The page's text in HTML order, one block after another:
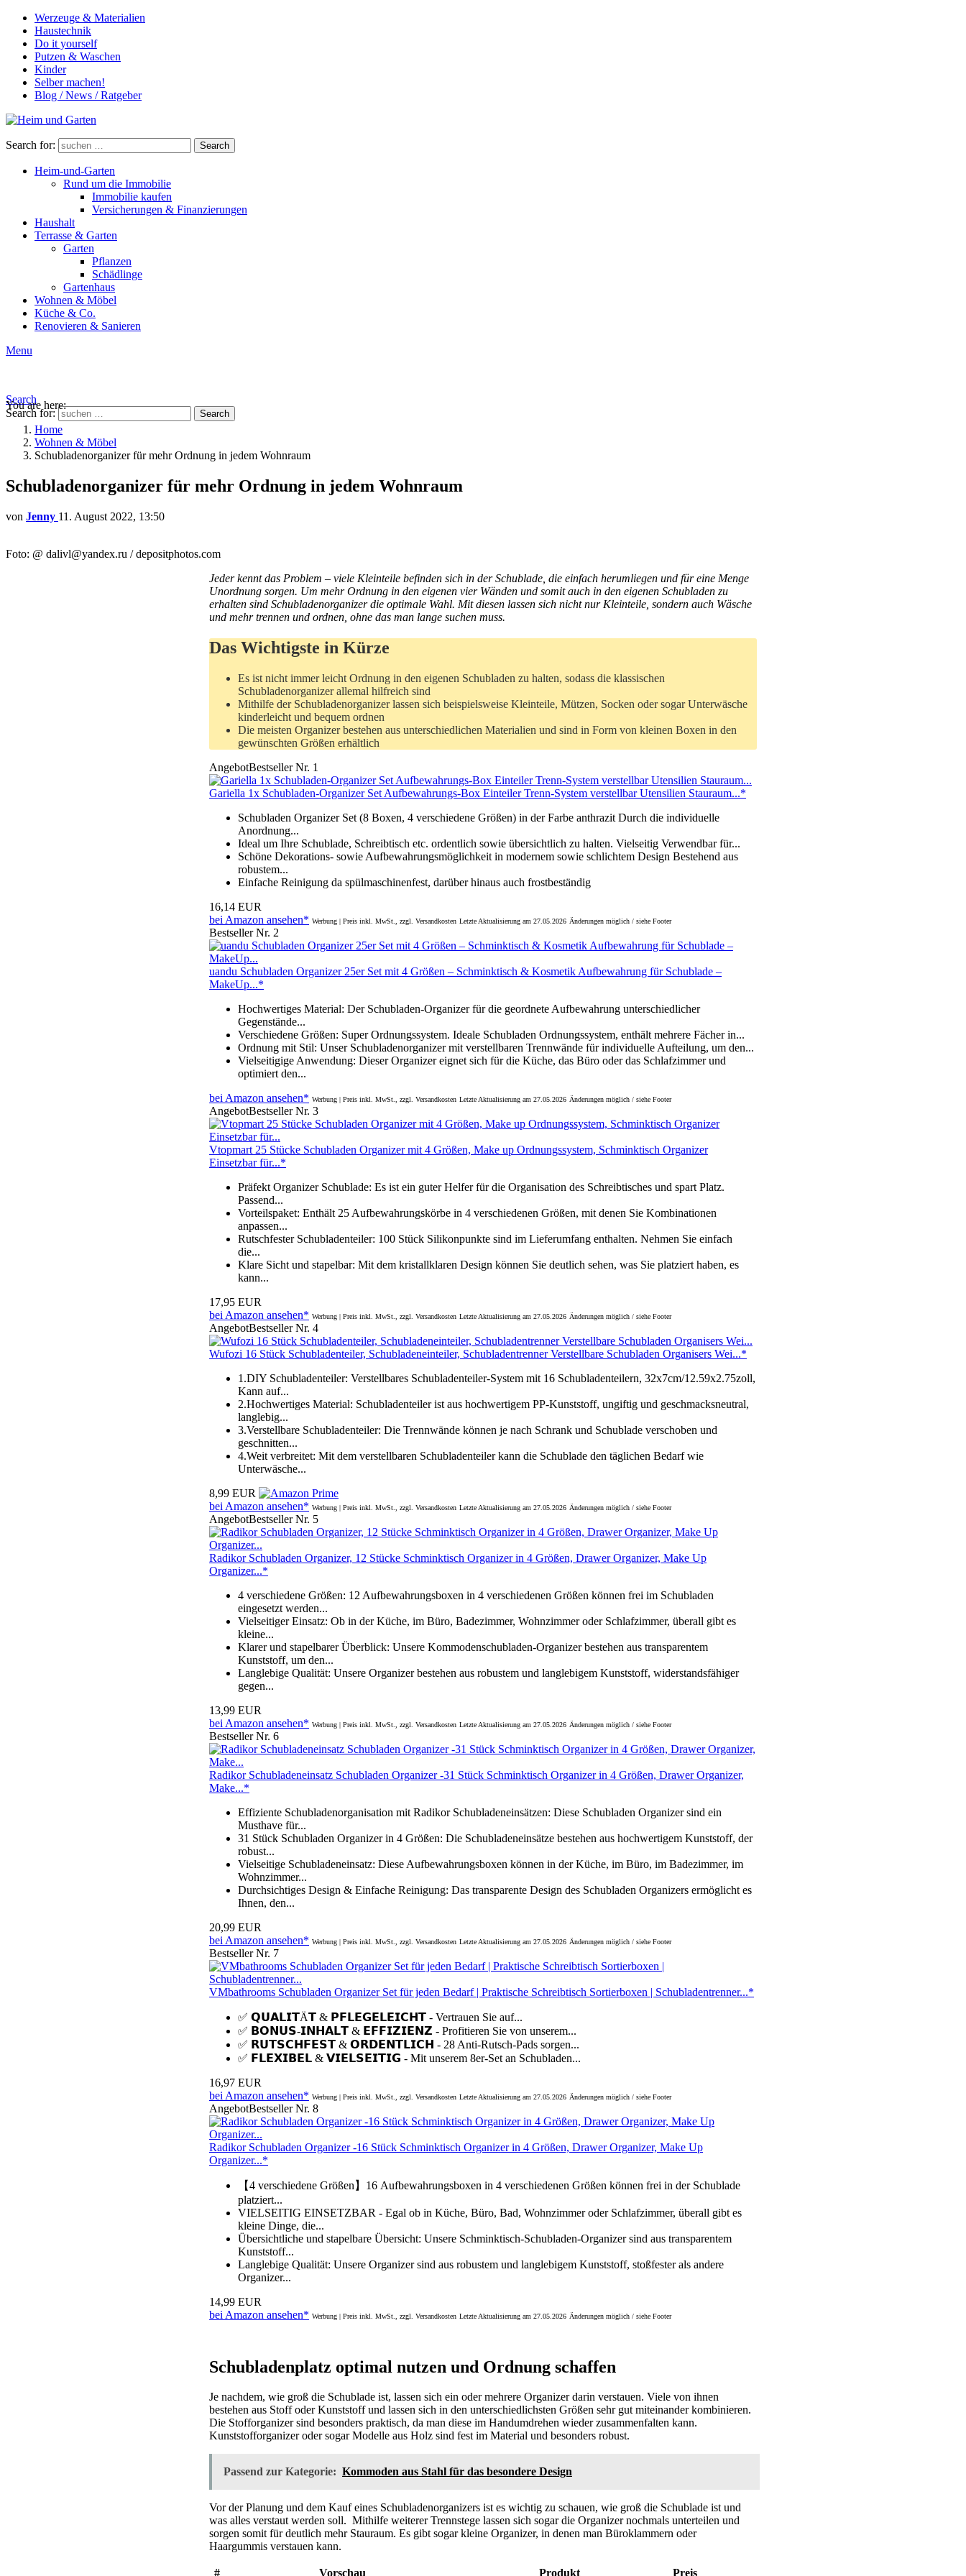
Werzeuge & Materialien
Haustechnik
Do it yourself
Putzen & Waschen
Kinder
Selber machen!
Blog / News / Ratgeber
Search for: Search
Heim-und-Garten
Rund um die Immobilie
Immobilie kaufen
Versicherungen & Finanzierungen
Haushalt
Terrasse & Garten
Garten
Pflanzen
Schädlinge
Gartenhaus
Wohnen & Möbel
Küche & Co.
Renovieren & Sanieren
Menu
Search
Search for:
Search
You are here:
Home
Wohnen & Möbel
Schubladenorganizer für mehr Ordnung in jedem Wohnraum
Schubladenorganizer für mehr Ordnung in jedem Wohnraum
von Jenny 11. August 2022, 13:50
Foto: @ dalivl@yandex.ru / depositphotos.com
Jeder kennt das Problem – viele Kleinteile befinden sich in der Schublade, die einfach herumliegen und für eine Menge
Unordnung sorgen. Um mehr Ordnung in den eigenen vier Wänden und somit auch in den eigenen Schubladen zu
erhalten sind Schubladenorganizer die optimale Wahl. Mit diesen lassen sich nicht nur Kleinteile, sondern auch Wäsche
und mehr trennen und ordnen, ohne das man lange suchen muss.
Das Wichtigste in Kürze
Es ist nicht immer leicht Ordnung in den eigenen Schubladen zu halten, sodass die klassischen
Schubladenorganizer allemal hilfreich sind
Mithilfe der Schubladenorganizer lassen sich beispielsweise Kleinteile, Mützen, Socken oder sogar Unterwäsche
kinderleicht und bequem ordnen
Die meisten Organizer bestehen aus unterschiedlichen Materialien und sind in Form von kleinen Boxen in den
gewünschten Größen erhältlich
AngebotBestseller Nr. 1
Gariella 1x Schubladen-Organizer Set Aufbewahrungs-Box Einteiler Trenn-System verstellbar Utensilien Stauraum...*
Schubladen Organizer Set (8 Boxen, 4 verschiedene Größen) in der Farbe anthrazit Durch die individuelle
Anordnung...
Ideal um Ihre Schublade, Schreibtisch etc. ordentlich sowie übersichtlich zu halten. Vielseitig Verwendbar für...
Schöne Dekorations- sowie Aufbewahrungsmöglichkeit in modernem sowie schlichtem Design Bestehend aus
robustem...
Einfache Reinigung da spülmaschinenfest, darüber hinaus auch frostbeständig
16,14 EUR
bei Amazon ansehen* Werbung | Preis inkl. MwSt., zzgl. Versandkosten Letzte Aktualisierung am 27.05.2026 Änderungen möglich / siehe Footer
Bestseller Nr. 2
uandu Schubladen Organizer 25er Set mit 4 Größen – Schminktisch & Kosmetik Aufbewahrung für Schublade –
MakeUp...*
Hochwertiges Material: Der Schubladen-Organizer für die geordnete Aufbewahrung unterschiedlicher
Gegenstände...
Verschiedene Größen: Super Ordnungssystem. Ideale Schubladen Ordnungssystem, enthält mehrere Fächer in...
Ordnung mit Stil: Unser Schubladenorganizer mit verstellbaren Trennwände für individuelle Aufteilung, um den...
Vielseitigige Anwendung: Dieser Organizer eignet sich für die Küche, das Büro oder das Schlafzimmer und
optimiert den...
bei Amazon ansehen* Werbung | Preis inkl. MwSt., zzgl. Versandkosten Letzte Aktualisierung am 27.05.2026 Änderungen möglich / siehe Footer
AngebotBestseller Nr. 3
Vtopmart 25 Stücke Schubladen Organizer mit 4 Größen, Make up Ordnungssystem, Schminktisch Organizer
Einsetzbar für...*
Präfekt Organizer Schublade: Es ist ein guter Helfer für die Organisation des Schreibtisches und spart Platz.
Passend...
Vorteilspaket: Enthält 25 Aufbewahrungskörbe in 4 verschiedenen Größen, mit denen Sie Kombinationen
anpassen...
Rutschfester Schubladenteiler: 100 Stück Silikonpunkte sind im Lieferumfang enthalten. Nehmen Sie einfach
die...
Klare Sicht und stapelbar: Mit dem kristallklaren Design können Sie deutlich sehen, was Sie platziert haben, es
kann...
17,95 EUR
bei Amazon ansehen* Werbung | Preis inkl. MwSt., zzgl. Versandkosten Letzte Aktualisierung am 27.05.2026 Änderungen möglich / siehe Footer
AngebotBestseller Nr. 4
Wufozi 16 Stück Schubladenteiler, Schubladeneinteiler, Schubladentrenner Verstellbare Schubladen Organisers Wei...*
1.DIY Schubladenteiler: Verstellbares Schubladenteiler-System mit 16 Schubladenteilern, 32x7cm/12.59x2.75zoll,
Kann auf...
2.Hochwertiges Material: Schubladenteiler ist aus hochwertigem PP-Kunststoff, ungiftig und geschmacksneutral,
langlebig...
3.Verstellbare Schubladenteiler: Die Trennwände können je nach Schrank und Schublade verschoben und
geschnitten...
4.Weit verbreitet: Mit dem verstellbaren Schubladenteiler kann die Schublade den täglichen Bedarf wie
Unterwäsche...
8,99 EUR
bei Amazon ansehen* Werbung | Preis inkl. MwSt., zzgl. Versandkosten Letzte Aktualisierung am 27.05.2026 Änderungen möglich / siehe Footer
AngebotBestseller Nr. 5
Radikor Schubladen Organizer, 12 Stücke Schminktisch Organizer in 4 Größen, Drawer Organizer, Make Up
Organizer...*
4 verschiedene Größen: 12 Aufbewahrungsboxen in 4 verschiedenen Größen können frei im Schubladen
eingesetzt werden...
Vielseitiger Einsatz: Ob in der Küche, im Büro, Badezimmer, Wohnzimmer oder Schlafzimmer, überall gibt es
kleine...
Klarer und stapelbarer Überblick: Unsere Kommodenschubladen-Organizer bestehen aus transparentem
Kunststoff, um den...
Langlebige Qualität: Unsere Organizer bestehen aus robustem und langlebigem Kunststoff, widerstandsfähiger
gegen...
13,99 EUR
bei Amazon ansehen* Werbung | Preis inkl. MwSt., zzgl. Versandkosten Letzte Aktualisierung am 27.05.2026 Änderungen möglich / siehe Footer
Bestseller Nr. 6
Radikor Schubladeneinsatz Schubladen Organizer -31 Stück Schminktisch Organizer in 4 Größen, Drawer Organizer,
Make...*
Effiziente Schubladenorganisation mit Radikor Schubladeneinsätzen: Diese Schubladen Organizer sind ein
Musthave für...
31 Stück Schubladen Organizer in 4 Größen: Die Schubladeneinsätze bestehen aus hochwertigem Kunststoff, der
robust...
Vielseitige Schubladeneinsatz: Diese Aufbewahrungsboxen können in der Küche, im Büro, im Badezimmer, im
Wohnzimmer...
Durchsichtiges Design & Einfache Reinigung: Das transparente Design des Schubladen Organizers ermöglicht es
Ihnen, den...
20,99 EUR
bei Amazon ansehen* Werbung | Preis inkl. MwSt., zzgl. Versandkosten Letzte Aktualisierung am 27.05.2026 Änderungen möglich / siehe Footer
Bestseller Nr. 7
VMbathrooms Schubladen Organizer Set für jeden Bedarf | Praktische Schreibtisch Sortierboxen | Schubladentrenner...*
✅ 𝗤𝗨𝗔𝗟𝗜𝗧Ä𝗧 & 𝗣𝗙𝗟𝗘𝗚𝗘𝗟𝗘𝗜𝗖𝗛𝗧 - Vertrauen Sie auf...
✅ 𝗕𝗢𝗡𝗨𝗦-𝗜𝗡𝗛𝗔𝗟𝗧 & 𝗘𝗙𝗙𝗜𝗭𝗜𝗘𝗡𝗭 - Profitieren Sie von unserem...
✅ 𝗥𝗨𝗧𝗦𝗖𝗛𝗙𝗘𝗦𝗧 & 𝗢𝗥𝗗𝗘𝗡𝗧𝗟𝗜𝗖𝗛 - 28 Anti-Rutsch-Pads sorgen...
✅ 𝗙𝗟𝗘𝗫𝗜𝗕𝗘𝗟 & 𝗩𝗜𝗘𝗟𝗦𝗘𝗜𝗧𝗜𝗚 - Mit unserem 8er-Set an Schubladen...
16,97 EUR
bei Amazon ansehen* Werbung | Preis inkl. MwSt., zzgl. Versandkosten Letzte Aktualisierung am 27.05.2026 Änderungen möglich / siehe Footer
AngebotBestseller Nr. 8
Radikor Schubladen Organizer -16 Stück Schminktisch Organizer in 4 Größen, Drawer Organizer, Make Up
Organizer...*
【4 verschiedene Größen】16 Aufbewahrungsboxen in 4 verschiedenen Größen können frei in der Schublade
platziert...
VIELSEITIG EINSETZBAR - Egal ob in Küche, Büro, Bad, Wohnzimmer oder Schlafzimmer, überall gibt es
kleine Dinge, die...
Übersichtliche und stapelbare Übersicht: Unsere Schminktisch-Schubladen-Organizer sind aus transparentem
Kunststoff...
Langlebige Qualität: Unsere Organizer sind aus robustem und langlebigem Kunststoff, stoßfester als andere
Organizer...
14,99 EUR
bei Amazon ansehen* Werbung | Preis inkl. MwSt., zzgl. Versandkosten Letzte Aktualisierung am 27.05.2026 Änderungen möglich / siehe Footer
Schubladenplatz optimal nutzen und Ordnung schaffen
Je nachdem, wie groß die Schublade ist, lassen sich ein oder mehrere Organizer darin verstauen. Viele von ihnen
bestehen aus Stoff oder Kunststoff und lassen sich in den unterschiedlichsten Größen sehr gut miteinander kombinieren.
Die Stofforganizer sind besonders praktisch, da man diese im Handumdrehen wieder zusammenfalten kann.
Kunststofforganizer oder sogar Modelle aus Holz sind fest im Material und besonders robust.
Passend zur Kategorie: Kommoden aus Stahl für das besondere Design
Vor der Planung und dem Kauf eines Schubladenorganizers ist es wichtig zu schauen, wie groß die Schublade ist und
was alles verstaut werden soll. Mithilfe weiterer Trennstege lassen sich sogar die Organizer nochmals unterteilen und
sorgen somit für deutlich mehr Stauraum. Es gibt sogar kleine Organizer, in denen man Büroklammern oder
Haargummis verstauen kann.
# Vorschau Produkt Preis